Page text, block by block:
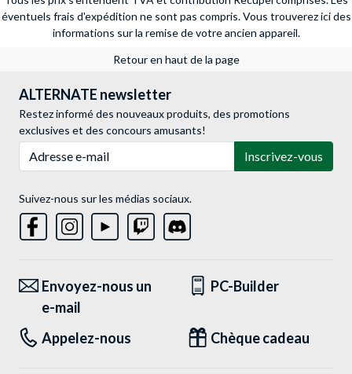
éventuels frais d'expédition ne sont pas compris. Vous trouverez ici des
informations sur la remise de votre ancien appareil.
Retour en haut de la page
ALTERNATE newsletter
Restez informé des nouveaux produits, des promotions
exclusives et des concours amusants!
Inscrivez-vous
Suivez-nous sur les médias sociaux.
Envoyez-nous un
e-mail
PC-Builder
Appelez-nous Chèque cadeau